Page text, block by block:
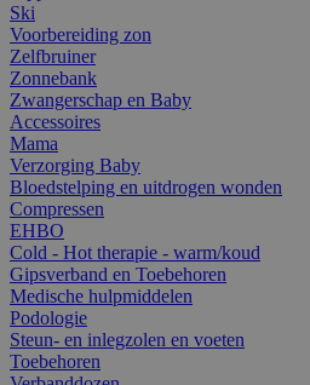
Ski
Voorbereiding zon
Zelfbruiner
Zonnebank
Zwangerschap en Baby
Accessoires
Mama
Verzorging Baby
Bloedstelping en uitdrogen wonden
Compressen
EHBO
Cold - Hot therapie - warm/koud
Gipsverband en Toebehoren
Medische hulpmiddelen
Podologie
Steun- en inlegzolen en voeten
Toebehoren